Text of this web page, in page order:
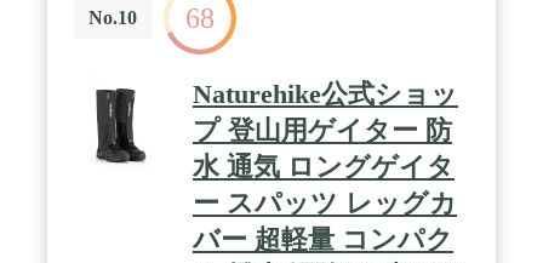
釣り、芝刈り、砂利道・悪路、雪山での歩行などご
活用いただけます
No.10 68
Naturehike公式ショッ
プ 登山用ゲイター 防
水 通気 ロングゲイタ
ー スパッツ レッグカ
バー 超軽量 コンパク